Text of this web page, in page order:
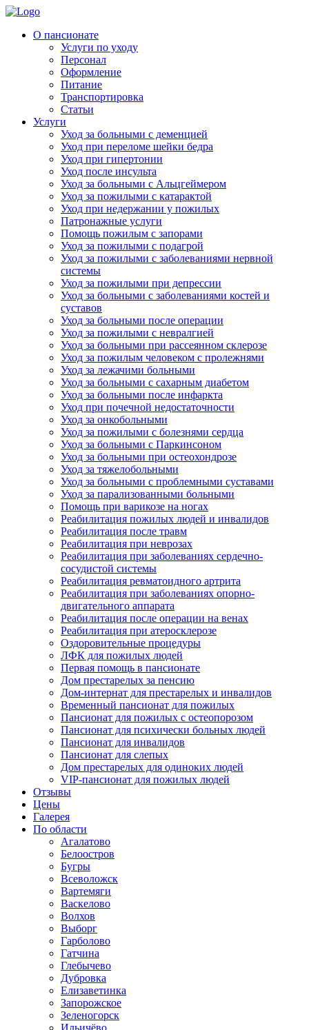
Skip
content
Родительская Усадьба
Пансионат для пожилых людей «Родительская усадьба»
О пансионате
Услуги по уходу
Персонал
Оформление
Питание
Транспортировка
Статьи
Услуги
Уход за больными с деменцией
Уход при переломе шейки бедра
Уход при гипертонии
Уход после инсульта
Уход за больными с Альцгеймером
Уход за пожилыми с катарактой
Уход при недержании у пожилых
Патронажные услуги
Помощь пожилым с запорами
Уход за пожилыми с подагрой
Уход за пожилыми с заболеваниями нервной
системы
Уход за пожилыми при депрессии
Уход за больными с заболеваниями костей и
суставов
Уход за больными после операции
Уход за пожилыми с невралгией
Уход за больными при рассеянном склерозе
Уход за пожилым человеком с пролежнями
Уход за лежачими больными
Уход за больными с сахарным диабетом
Уход за больными после инфаркта
Уход при почечной недостаточности
Уход за онкобольными
Уход за пожилыми с болезнями сердца
Уход за больными с Паркинсоном
Уход за больными при остеохондрозе
Уход за тяжелобольными
Уход за больными с проблемными суставами
Уход за парализованными больными
Помощь при варикозе на ногах
Реабилитация пожилых людей и инвалидов
Реабилитация после травм
Реабилитация при неврозах
Реабилитация при заболеваниях сердечно-
сосудистой системы
Реабилитация ревматоидного артрита
Реабилитация при заболеваниях опорно-
двигательного аппарата
Реабилитация после операции на венах
Реабилитация при атеросклерозе
Оздоровительные процедуры
ЛФК для пожилых людей
Первая помощь в пансионате
Дом престарелых за пенсию
Дом-интернат для престарелых и инвалидов
Временный пансионат для пожилых
Пансионат для пожилых с остеопорозом
Пансионат для психически больных людей
Пансионат для инвалидов
Пансионат для слепых
Дом престарелых для одиноких людей
VIP-пансионат для пожилых людей
Отзывы
Цены
Галерея
По области
Агалатово
Белоостров
Бугры
Всеволожск
Вартемяги
Васкелово
Волхов
Выборг
Гарболово
Гатчина
Глебычево
Дубровка
Елизаветинка
Запорожское
Зеленогорск
Ильичёво